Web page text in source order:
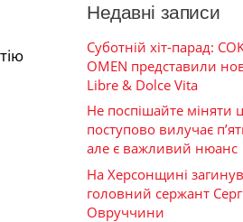
Недавні записи
Суботній хіт-парад:
OMEN представили
Libre & Dolce Vita
Не поспішайте міняти
поступово вилучає
але є важливий нюанс
На Херсонщині
головний сержант
Овруччини